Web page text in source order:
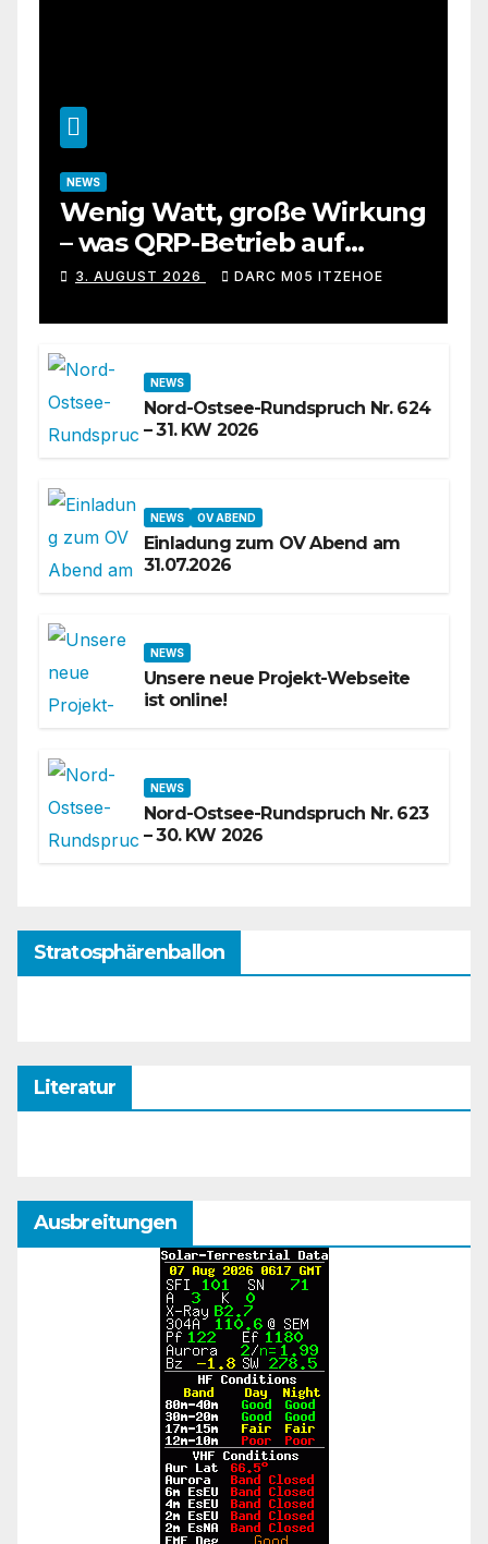
NEWS
Wenig Watt, große Wirkung
– was QRP-Betrieb auf
Kurzwelle wirklich kann
3. AUGUST 2026 DARC M05 ITZEHOE
NEWS
Nord-Ostsee-Rundspruch Nr. 624
– 31. KW 2026
NEWS OV ABEND
Einladung zum OV Abend am
31.07.2026
NEWS
Unsere neue Projekt-Webseite
ist online!
NEWS
Nord-Ostsee-Rundspruch Nr. 623
– 30. KW 2026
Stratosphärenballon
Literatur
Ausbreitungen